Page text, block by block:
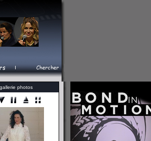
gallerie photos